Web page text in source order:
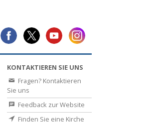
KONTAKTIEREN SIE UNS
Fragen? Kontaktieren
Sie uns
Feedback zur Website
Finden Sie eine Kirche